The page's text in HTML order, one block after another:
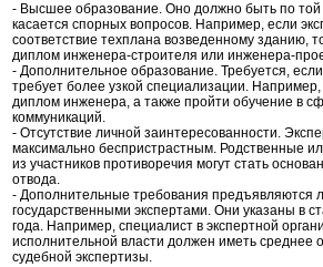
- Высшее образование. Оно должно быть по той
касается спорных вопросов. Например, если
соответствие техплана возведенному зданию,
диплом инженера-строителя или инженера-
- Дополнительное образование. Требуется,
требует более узкой специализации.
диплом инженера, а также пройти обучение в
коммуникаций.
- Отсутствие личной заинтересованности.
максимально беспристрастным. Родственные
из участников противоречия могут стать
отвода.
- Дополнительные требования предъявляются
государственными экспертами. Они указаны в
года. Например, специалист в экспертной
исполнительной власти должен иметь среднее
судебной экспертизы.